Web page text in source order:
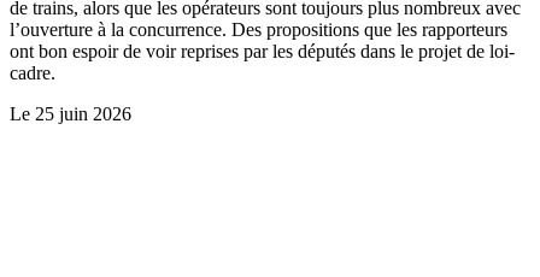
de trains, alors que les opérateurs sont toujours plus nombreux avec
l’ouverture à la concurrence. Des propositions que les rapporteurs
ont bon espoir de voir reprises par les députés dans le projet de loi-
cadre.
Le 25 juin 2026